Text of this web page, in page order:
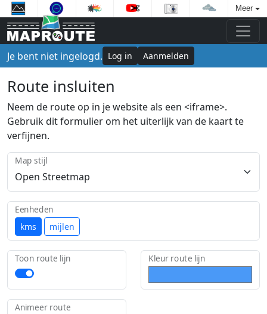
Meer
Je bent niet ingelogd. Log in Aanmelden
Route insluiten
Neem de route op in je website als een <iframe>.
Gebruik dit formulier om het uiterlijk van de kaart te
verfijnen.
Map stijl
kms mijlen
Eenheden
Toon route lijn Kleur route lijn
Animeer route